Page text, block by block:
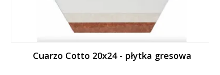
Cuarzo Cotto 20x24 - płytka gresowa